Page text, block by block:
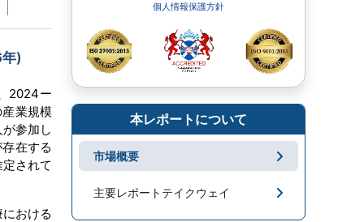
)
2024ー
業規模
参加し
在する
されて
おける
個人情報保護方針
本レポートについて
市場概要
主要レポートテイクウェイ